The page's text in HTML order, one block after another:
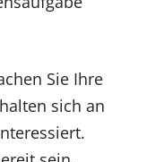
Sie Ihre
sich an